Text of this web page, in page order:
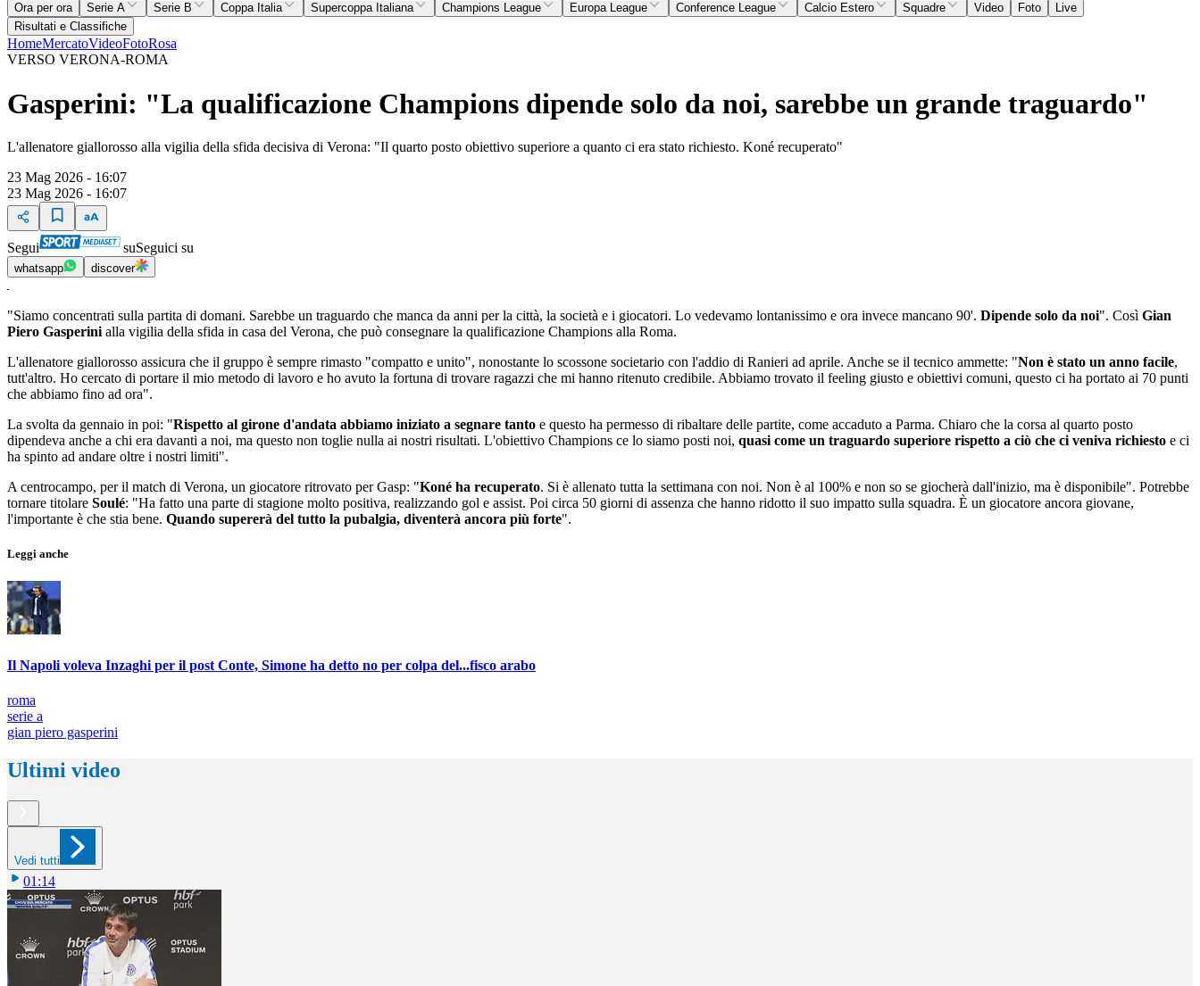
Ora per ora Serie A Serie B Coppa Italia Supercoppa Italiana Champions League Europa League Conference League Calcio Estero Squadre Video Foto
Live
Risultati e Classifiche
HomeMercatoVideoFotoRosa
VERSO VERONA-ROMA
Gasperini: "La qualificazione Champions dipende solo da noi, sarebbe un grande traguardo"
L'allenatore giallorosso alla vigilia della sfida decisiva di Verona: "Il quarto posto obiettivo superiore a quanto ci era stato richiesto. Koné recuperato"
23 Mag 2026 - 16:07
23 Mag 2026 - 16:07
Segui suSeguici su
whatsapp discover
"Siamo concentrati sulla partita di domani. Sarebbe un traguardo che manca da anni per la città, la società e i giocatori. Lo vedevamo lontanissimo e ora invece mancano 90'. Dipende solo da noi". Così Gian
Piero Gasperini alla vigilia della sfida in casa del Verona, che può consegnare la qualificazione Champions alla Roma.
L'allenatore giallorosso assicura che il gruppo è sempre rimasto "compatto e unito", nonostante lo scossone societario con l'addio di Ranieri ad aprile. Anche se il tecnico ammette: "Non è stato un anno facile,
tutt'altro. Ho cercato di portare il mio metodo di lavoro e ho avuto la fortuna di trovare ragazzi che mi hanno ritenuto credibile. Abbiamo trovato il feeling giusto e obiettivi comuni, questo ci ha portato ai 70 punti
che abbiamo fino ad ora".
La svolta da gennaio in poi: "Rispetto al girone d'andata abbiamo iniziato a segnare tanto e questo ha permesso di ribaltare delle partite, come accaduto a Parma. Chiaro che la corsa al quarto posto
dipendeva anche a chi era davanti a noi, ma questo non toglie nulla ai nostri risultati. L'obiettivo Champions ce lo siamo posti noi, quasi come un traguardo superiore rispetto a ciò che ci veniva richiesto e ci
ha spinto ad andare oltre i nostri limiti".
A centrocampo, per il match di Verona, un giocatore ritrovato per Gasp: "Koné ha recuperato. Si è allenato tutta la settimana con noi. Non è al 100% e non so se giocherà dall'inizio, ma è disponibile". Potrebbe
tornare titolare Soulé: "Ha fatto una parte di stagione molto positiva, realizzando gol e assist. Poi circa 50 giorni di assenza che hanno ridotto il suo impatto sulla squadra. È un giocatore ancora giovane,
l'importante è che stia bene. Quando supererà del tutto la pubalgia, diventerà ancora più forte".
Leggi anche
Il Napoli voleva Inzaghi per il post Conte, Simone ha detto no per colpa del...fisco arabo
roma
serie a
gian piero gasperini
Ultimi video
Vedi tutti
01:14